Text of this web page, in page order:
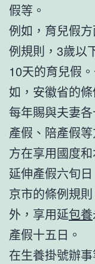
假等。
例如，育兒假
例規則，3歲以
10天的育兒假
如，安徽省的
每年賜與夫妻各
產假、陪產假
方在享用國度
延伸產假六旬
京市的條例規
外，享用延包養
產假十五日。
在生養掛號辦